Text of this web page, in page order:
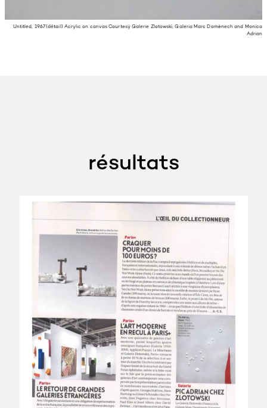
Untitled, 1967 (détail) Acrylic on canvas Courtesy Galerie Zlotowski, Galeria Marc Domènech and Monica
Adrian
résultats